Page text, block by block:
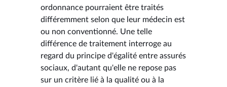
ordonnance pourraient être traités
différemment selon que leur médecin est
ou non conventionné. Une telle
différence de traitement interroge au
regard du principe d'égalité entre assurés
sociaux, d'autant qu'elle ne repose pas
sur un critère lié à la qualité ou à la